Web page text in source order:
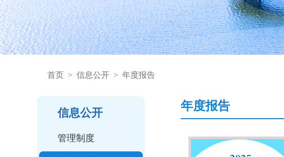
首页 > 信息公开 > 年度报告
信息公开
管理制度
年度报告